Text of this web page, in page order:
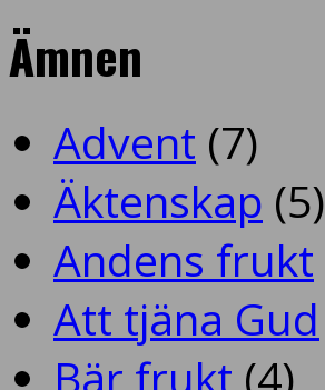
Ämnen
Advent (7)
Äktenskap (5)
Andens frukt
Att tjäna Gud
Bär frukt (4)